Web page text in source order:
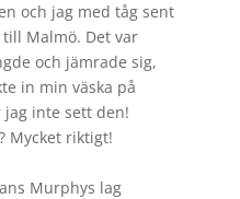
och jag med tåg sent
Malmö. Det var
och jämrade sig,
in min väska på
jag inte sett den!
Mycket riktigt!
Murphys lag